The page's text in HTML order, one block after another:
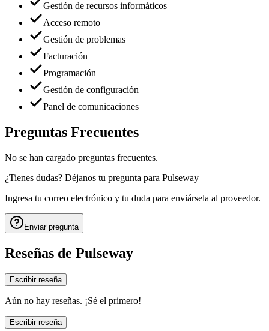
Gestión de recursos informáticos
Acceso remoto
Gestión de problemas
Facturación
Programación
Gestión de configuración
Panel de comunicaciones
Preguntas Frecuentes
No se han cargado preguntas frecuentes.
¿Tienes dudas? Déjanos tu pregunta para Pulseway
Ingresa tu correo electrónico y tu duda para enviársela al proveedor.
Enviar pregunta
Reseñas de Pulseway
Escribir reseña
Aún no hay reseñas. ¡Sé el primero!
Escribir reseña